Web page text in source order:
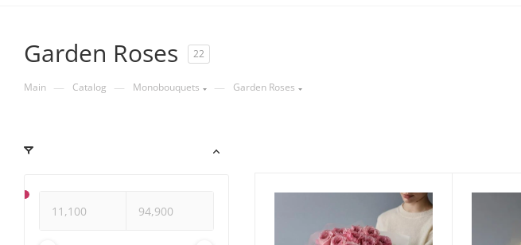
Garden Roses 22
Main — Catalog — Monobouquets — Garden Roses